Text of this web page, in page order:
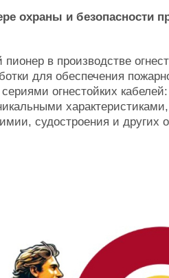
охраны и безопасности
в производстве
для обеспечения
сериями огнестойких
судостроения и других